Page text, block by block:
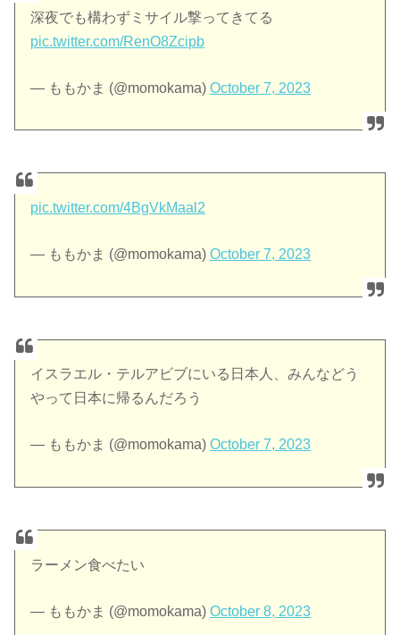
深夜でも構わずミサイル撃ってきてる
pic.twitter.com/RenO8Zcipb
— ももかま (@momokama)October 7, 2023
pic.twitter.com/4BgVkMaal2
— ももかま (@momokama)October 7, 2023
イスラエル・テルアビブにいる日本人、みんなどう
やって日本に帰るんだろう
— ももかま (@momokama)October 7, 2023
ラーメン食べたい
— ももかま (@momokama)October 8, 2023